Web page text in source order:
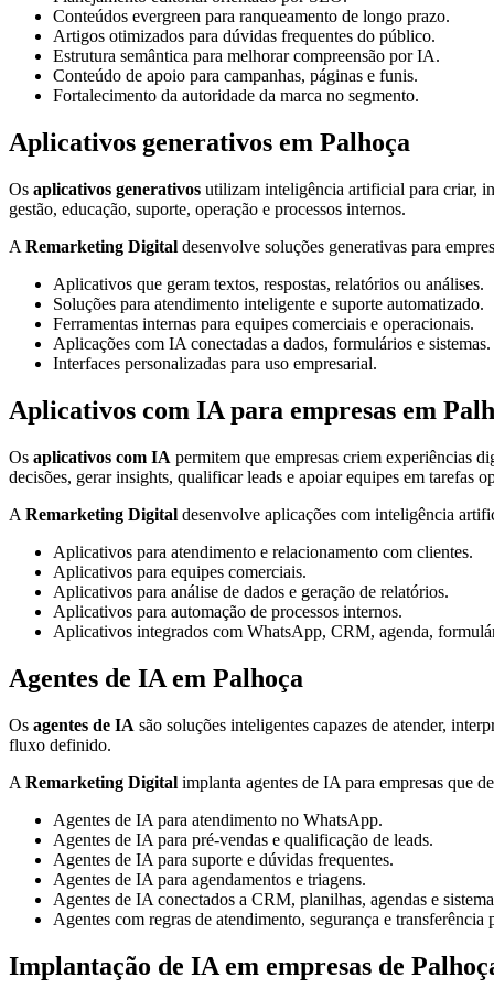
Conteúdos evergreen para ranqueamento de longo prazo.
Artigos otimizados para dúvidas frequentes do público.
Estrutura semântica para melhorar compreensão por IA.
Conteúdo de apoio para campanhas, páginas e funis.
Fortalecimento da autoridade da marca no segmento.
Aplicativos generativos em Palhoça
Os aplicativos generativos utilizam inteligência artificial para criar,
gestão, educação, suporte, operação e processos internos.
A Remarketing Digital desenvolve soluções generativas para
Aplicativos que geram textos, respostas, relatórios ou análises.
Soluções para atendimento inteligente e suporte automatizado.
Ferramentas internas para equipes comerciais e operacionais.
Aplicações com IA conectadas a dados, formulários e sistemas.
Interfaces personalizadas para uso empresarial.
Aplicativos com IA para empresas em
Os aplicativos com IA permitem que empresas criem experiências
decisões, gerar insights, qualificar leads e apoiar equipes em tarefas
A Remarketing Digital desenvolve aplicações com inteligência
Aplicativos para atendimento e relacionamento com clientes.
Aplicativos para equipes comerciais.
Aplicativos para análise de dados e geração de relatórios.
Aplicativos para automação de processos internos.
Aplicativos integrados com WhatsApp, CRM, agenda,
Agentes de IA em Palhoça
Os agentes de IA são soluções inteligentes capazes de atender,
fluxo definido.
A Remarketing Digital implanta agentes de IA para empresas que
Agentes de IA para atendimento no WhatsApp.
Agentes de IA para pré-vendas e qualificação de leads.
Agentes de IA para suporte e dúvidas frequentes.
Agentes de IA para agendamentos e triagens.
Agentes de IA conectados a CRM, planilhas, agendas e
Agentes com regras de atendimento, segurança e transferência
Implantação de IA em empresas de